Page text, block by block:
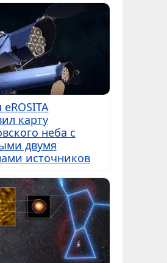
карту
неба с
двумя
источников